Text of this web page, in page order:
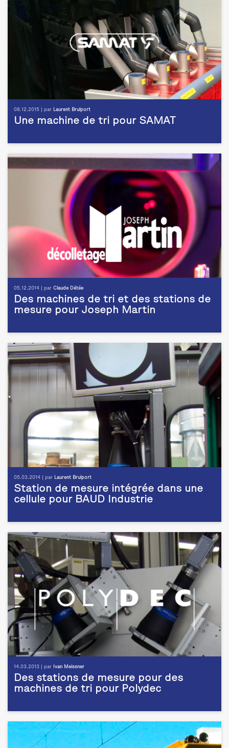
08.12.2015 | par Laurent Brulport
Une machine de tri pour SAMAT
05.12.2014 | par Claude Détée
Des machines de tri et des stations de
mesure pour Joseph Martin
05.03.2014 | par Laurent Brulport
Station de mesure intégrée dans une
cellule pour BAUD Industrie
14.03.2013 | par Ivan Meissner
Des stations de mesure pour des
machines de tri pour Polydec